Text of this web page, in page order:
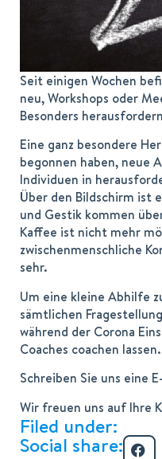
Seit einigen Wochen
neu, Workshops oder
Besonders
Eine ganz besondere
begonnen haben, neue
Individuen in
Über den Bildschirm ist
und Gestik kommen
Kaffee ist nicht mehr
zwischenmenschliche
sehr.
Um eine kleine Abhilfe
sämtlichen
während der Corona
Coaches coachen lassen.
Schreiben Sie uns eine
Wir freuen uns auf Ihre
Filed under:
Social share: